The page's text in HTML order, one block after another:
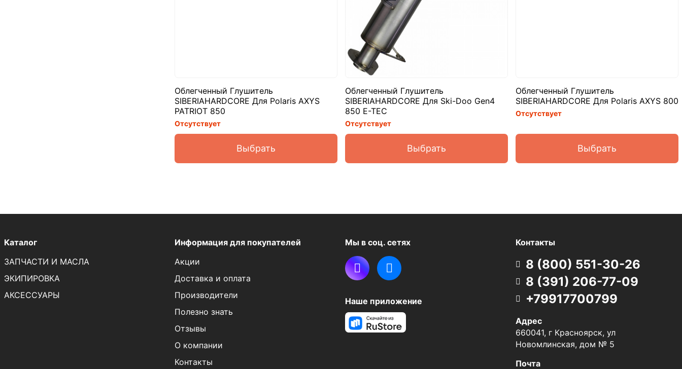
Облегченный Глушитель
SIBERIAHARDCORE Для Polaris AXYS
PATRIOT 850
Отсутствует
Выбрать
Облегченный Глушитель
SIBERIAHARDCORE Для Ski-Doo Gen4
850 E-TEC
Отсутствует
Выбрать
Облегченный Глушитель
SIBERIAHARDCORE Для Polaris AXYS 800
Отсутствует
Выбрать
Каталог
ЗАПЧАСТИ И МАСЛА
ЭКИПИРОВКА
АКСЕССУАРЫ
Информация для покупателей
Акции
Доставка и оплата
Производители
Полезно знать
Отзывы
О компании
Контакты
Мы в соц. сетях
Наше приложение
Контакты
8 (800) 551-30-26
8 (391) 206-77-09
+79917700799
Адрес
660041, г Красноярск, ул
Новомлинская, дом № 5
Почта